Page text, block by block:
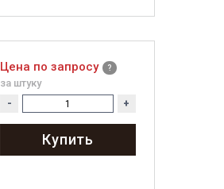
Цена по запросу
за штуку
- +
Купить